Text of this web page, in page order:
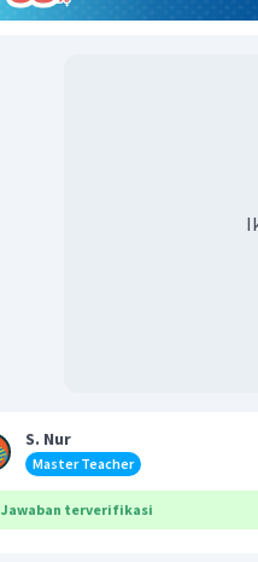
S. Nur
Master Teacher
Jawaban terverifikasi